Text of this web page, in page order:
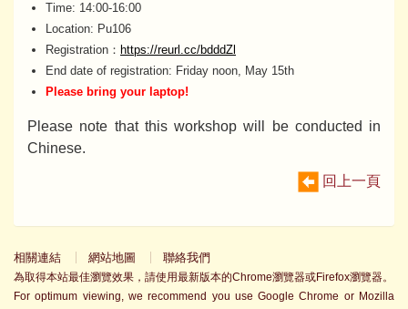
Time: 14:00-16:00
Location: Pu106
Registration： https://reurl.cc/bdddZl
End date of registration: Friday noon, May 15th
Please bring your laptop!
Please note that this workshop will be conducted in
Chinese.
回上一頁
相關連結 網站地圖 聯絡我們
為取得本站最佳瀏覽效果，請使用最新版本的Chrome瀏覽器或Firefox瀏覽器。
For optimum viewing, we recommend you use Google Chrome or Mozilla